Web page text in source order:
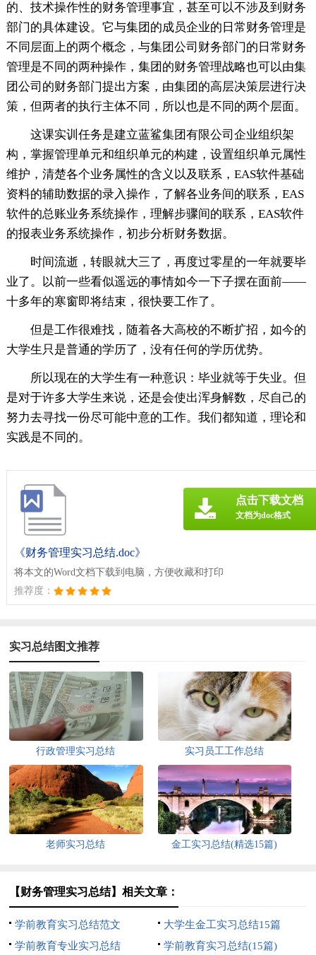
的、技术操作性的财务管理事宜，甚至可以不涉及到财务
部门的具体建设。它与集团的成员企业的日常财务管理是
不同层面上的两个概念，与集团公司财务部门的日常财务
管理是不同的两种操作，集团的财务管理战略也可以由集
团公司的财务部门提出方案，由集团的高层决策层进行决
策，但两者的执行主体不同，所以也是不同的两个层面。
这课实训任务是建立蓝鲨集团有限公司企业组织架
构，掌握管理单元和组织单元的构建，设置组织单元属性
维护，清楚各个业务属性的含义以及联系，EAS软件基础
资料的辅助数据的录入操作，了解各业务间的联系，EAS
软件的总账业务系统操作，理解步骤间的联系，EAS软件
的报表业务系统操作，初步分析财务数据。
时间流逝，转眼就大三了，再度过零星的一年就要毕
业了。以前一些看似遥远的事情如今一下子摆在面前——
十多年的寒窗即将结束，很快要工作了。
但是工作很难找，随着各大高校的不断扩招，如今的
大学生只是普通的学历了，没有任何的学历优势。
所以现在的大学生有一种意识：毕业就等于失业。但
是对于许多大学生来说，还是会使出浑身解数，尽自己的
努力去寻找一份尽可能中意的工作。我们都知道，理论和
实践是不同的。
《财务管理实习总结.doc》
将本文的Word文档下载到电脑，方便收藏和打印
推荐度：
点击下载文档
文档为doc格式
实习总结图文推荐
行政管理实习总结 实习员工工作总结
老师实习总结 金工实习总结(精选15篇)
【财务管理实习总结】相关文章：
学前教育实习总结范文
大学生金工实习总结15篇
学前教育专业实习总结
学前教育实习总结(15篇)